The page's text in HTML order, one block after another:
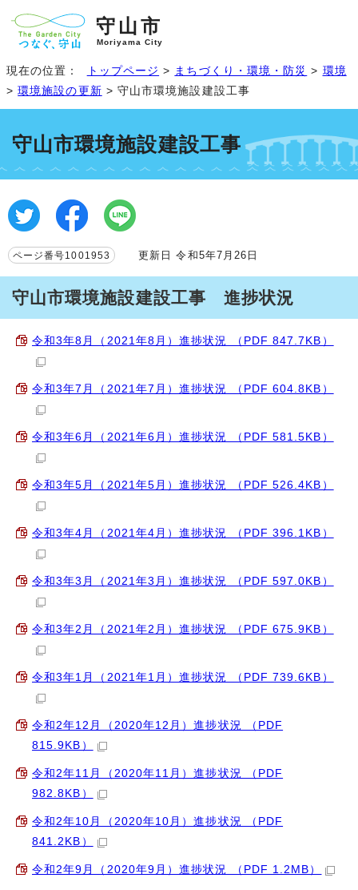
守山市
Moriyama City
現在の位置： トップページ > まちづくり・環境・防災 > 環境
>環境施設の更新 > 守山市環境施設建設工事
守山市環境施設建設工事
ページ番号1001953 更新日 令和5年7月26日
守山市環境施設建設工事 進捗状況
令和3年8月（2021年8月）進捗状況 （PDF 847.7KB）
令和3年7月（2021年7月）進捗状況 （PDF 604.8KB）
令和3年6月（2021年6月）進捗状況 （PDF 581.5KB）
令和3年5月（2021年5月）進捗状況 （PDF 526.4KB）
令和3年4月（2021年4月）進捗状況 （PDF 396.1KB）
令和3年3月（2021年3月）進捗状況 （PDF 597.0KB）
令和3年2月（2021年2月）進捗状況 （PDF 675.9KB）
令和3年1月（2021年1月）進捗状況 （PDF 739.6KB）
令和2年12月（2020年12月）進捗状況 （PDF
815.9KB）
令和2年11月（2020年11月）進捗状況 （PDF
982.8KB）
令和2年10月（2020年10月）進捗状況 （PDF
841.2KB）
令和2年9月（2020年9月）進捗状況 （PDF 1.2MB）